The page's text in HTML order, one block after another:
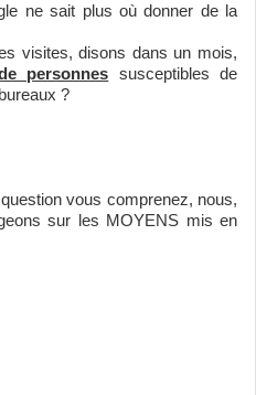
ne sait plus où donner de la
visites, disons dans un mois,
personnes susceptibles de
?
vous comprenez, nous,
sur les MOYENS mis en